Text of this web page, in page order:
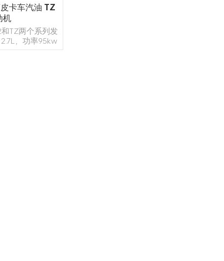
卡车汽油 TZ
机
TZ两个系列发
，功率95kw
、电子节气门